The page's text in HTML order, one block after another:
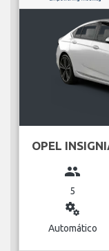
OPEL
group
5
miscellaneous_services
Automático